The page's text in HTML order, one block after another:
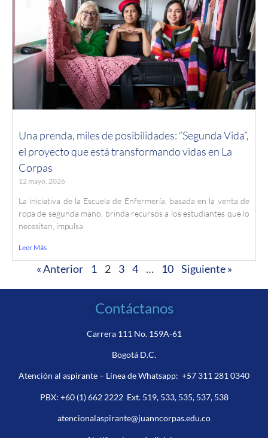
Una prenda, miles de posibilidades: “Segunda Vida”,
el proyecto que está transformando vidas en La
Corpas
12 mayo, 2026
La iniciativa de la Escuela de Enfermería, basada en la venta de
ropa de segunda mano, brinda recursos a los estudiantes que lo
necesitan, impulsa
Leer Más
« Anterior 1 2 3 4 … 10 Siguiente »
Contáctanos
Carrera 111 No. 159A-61
Bogotá D.C.
Atención al aspirante – Línea de Whatsapp: +57 311 281 0340
PBX: +60 (1) 662 2222Ext. 519, 533, 535, 537, 538
atencionalaspirante@juanncorpas.edu.co